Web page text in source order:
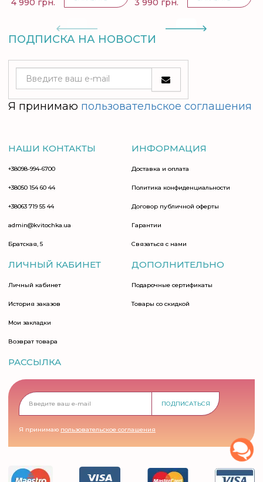
4 990 грн. 3 990 грн.
ПОДПИСКА НА НОВОСТИ
Я принимаю пользовательское соглашения
НАШИ КОНТАКТЫ
+38098-994-6700
+38050 154 60 44
+38063 719 55 44
admin@kvitochka.ua
Братская, 5
ИНФОРМАЦИЯ
Доставка и оплата
Политика конфиденциальности
Договор публичной оферты
Гарантии
Связаться с нами
ЛИЧНЫЙ КАБИНЕТ
Личный кабинет
История заказов
Мои закладки
Возврат товара
ДОПОЛНИТЕЛЬНО
Подарочные сертификаты
Товары со скидкой
РАССЫЛКА
ПОДПИСАТЬСЯ
Я принимаю пользовательское соглашения